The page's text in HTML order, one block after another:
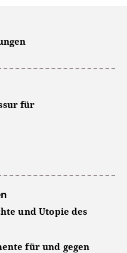
für
und Utopie des
für und gegen